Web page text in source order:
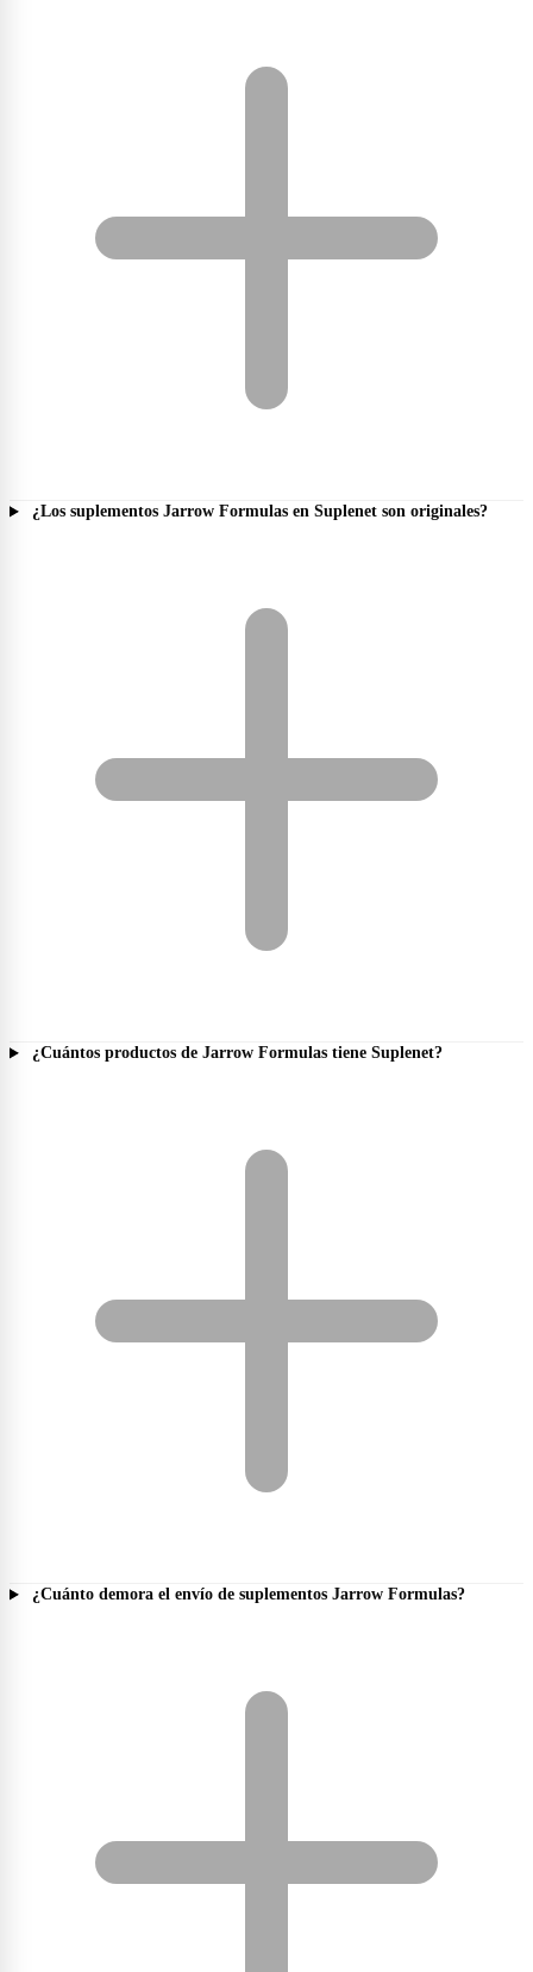
¿Los suplementos Jarrow Formulas en Suplenet son originales?
¿Cuántos productos de Jarrow Formulas tiene Suplenet?
¿Cuánto demora el envío de suplementos Jarrow Formulas?